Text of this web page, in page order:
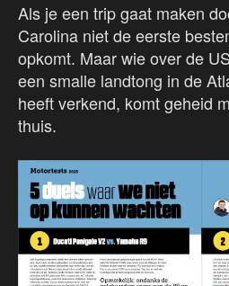
Als je een trip gaat maken
Carolina niet de eerste
opkomt. Maar wie over de
een smalle landtong in de
heeft verkend, komt geheid
thuis.